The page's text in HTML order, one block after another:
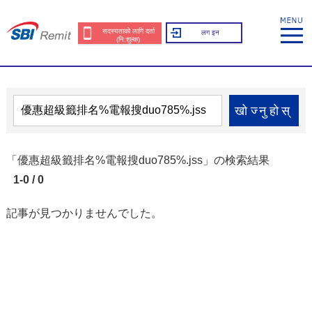
सदस्यताको लागि दर्ता
(नि:शुल्क)
लग इन
खोज्नुहोस्
「優惠超級籤排名%電報搜duo785%.jss」の検索結果
1-0 / 0
記事が見つかりませんでした。